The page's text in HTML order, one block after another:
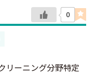
0
リーニング分野特定